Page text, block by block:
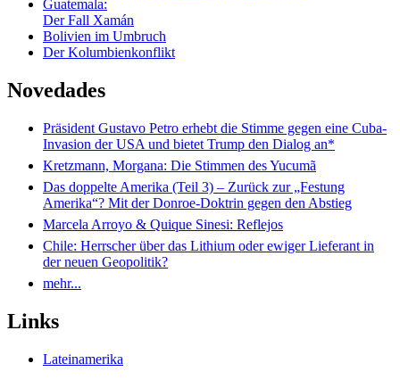
Guatemala:
Der Fall Xamán
Bolivien im Umbruch
Der Kolumbienkonflikt
Novedades
Präsident Gustavo Petro erhebt die Stimme gegen eine Cuba-
Invasion der USA und bietet Trump den Dialog an*
Kretzmann, Morgana: Die Stimmen des Yucumã
Das doppelte Amerika (Teil 3) – Zurück zur „Festung
Amerika“? Mit der Donroe-Doktrin gegen den Abstieg
Marcela Arroyo & Quique Sinesi: Reflejos
Chile: Herrscher über das Lithium oder ewiger Lieferant in
der neuen Geopolitik?
mehr...
Links
Lateinamerika